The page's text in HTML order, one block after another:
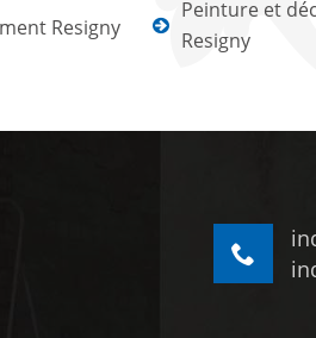
Resigny
Peinture et
Resigny